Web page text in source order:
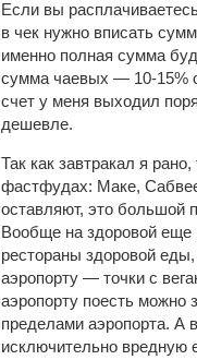
Если вы
в чек нужно вписать
именно полная сумма
сумма чаевых — 10-15%
счет у меня выходил
дешевле.
Так как завтракал я
фастфудах: Маке,
оставляют, это большой
Вообще на здоровой
рестораны здоровой
аэропорту — точки с
аэропорту поесть можно
пределами аэропорта. А
исключительно вредную